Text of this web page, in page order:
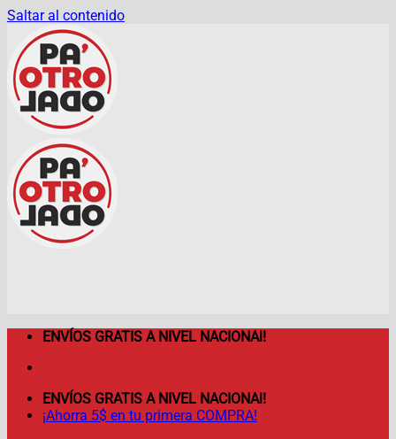
Saltar al contenido
ENVÍOS GRATIS A NIVEL NACIONAl!
ENVÍOS GRATIS A NIVEL NACIONAl!
¡Ahorra 5$ en tu primera COMPRA!